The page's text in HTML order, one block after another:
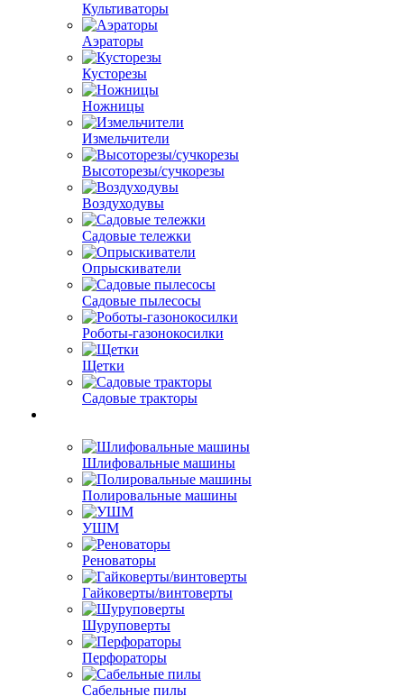
Культиваторы
Аэраторы
Кусторезы
Ножницы
Измельчители
Высоторезы/сучкорезы
Воздуходувы
Садовые тележки
Опрыскиватели
Садовые пылесосы
Роботы-газонокосилки
Щетки
Садовые тракторы
Шлифовальные машины
Полировальные машины
УШМ
Реноваторы
Гайковерты/винтоверты
Шуруповерты
Перфораторы
Сабельные пилы